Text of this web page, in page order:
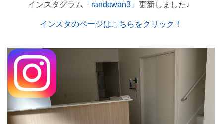
インスタグラム 「randowan3」 更新しました♩
インスタのページはこちらをクリック！